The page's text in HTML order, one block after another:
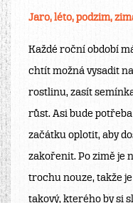
Jaro, léto, podzim,
Každé roční období
chtít možná vysadit
rostlinu, zasít
růst. Asi bude
začátku oplotit, aby
zakořenit. Po zimě je
trochu nouze, takže
takový, kterého by si